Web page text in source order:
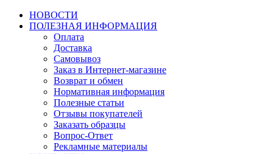
НОВОСТИ
ПОЛЕЗНАЯ ИНФОРМАЦИЯ
Оплата
Доставка
Самовывоз
Заказ в Интернет-магазине
Возврат и обмен
Нормативная информация
Полезные статьи
Отзывы покупателей
Заказать образцы
Вопрос-Ответ
Рекламные материалы